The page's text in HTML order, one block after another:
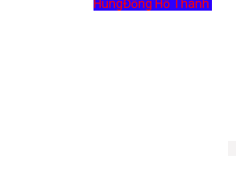
HùngĐồng Hồ Thanh